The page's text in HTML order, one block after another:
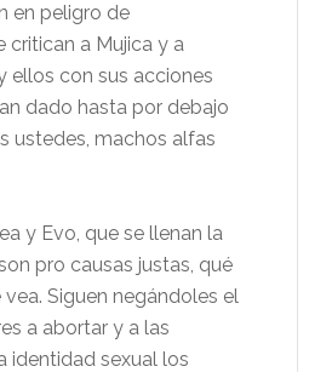
en peligro de
critican a Mujica y a
ellos con sus acciones
dado hasta por debajo
ustedes, machos alfas
y Evo, que se llenan la
pro causas justas, qué
Siguen negándoles el
a abortar y a las
identidad sexual los